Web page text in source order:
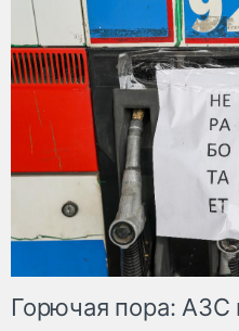
Горючая пора: АЗС